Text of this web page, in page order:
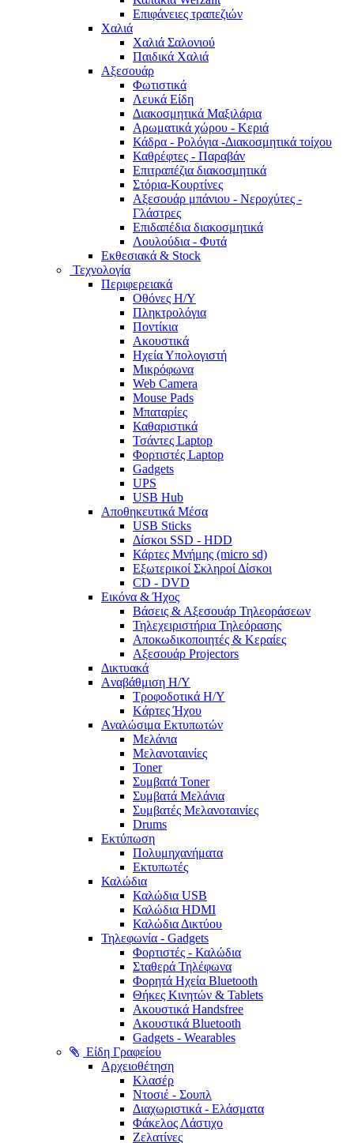
Επιφάνειες τραπεζιών
Χαλιά
Χαλιά Σαλονιού
Παιδικά Χαλιά
Αξεσουάρ
Φωτιστικά
Λευκά Είδη
Διακοσμητικά Μαξιλάρια
Αρωματικά χώρου - Κεριά
Κάδρα - Ρολόγια -Διακοσμητικά τοίχου
Καθρέφτες - Παραβάν
Επιτραπέζια διακοσμητικά
Στόρια-Κουρτίνες
Αξεσουάρ μπάνιου - Νεροχύτες -
Γλάστρες
Επιδαπέδια διακοσμητικά
Λουλούδια - Φυτά
Εκθεσιακά & Stock
Τεχνολογία
Περιφερειακά
Οθόνες Η/Υ
Πληκτρολόγια
Ποντίκια
Ακουστικά
Ηχεία Υπολογιστή
Μικρόφωνα
Web Camera
Mouse Pads
Μπαταρίες
Καθαριστικά
Τσάντες Laptop
Φορτιστές Laptop
Gadgets
UPS
USB Hub
Αποθηκευτικά Μέσα
USB Sticks
Δίσκοι SSD - HDD
Κάρτες Μνήμης (micro sd)
Εξωτερικοί Σκληροί Δίσκοι
CD - DVD
Εικόνα & Ήχος
Βάσεις & Αξεσουάρ Τηλεοράσεων
Τηλεχειριστήρια Τηλεόρασης
Αποκωδικοποιητές & Κεραίες
Αξεσουάρ Projectors
Δικτυακά
Aναβάθμιση Η/Υ
Τροφοδοτικά Η/Υ
Kάρτες Ήχου
Αναλώσιμα Εκτυπωτών
Μελάνια
Μελανοταινίες
Toner
Συμβατά Toner
Συμβατά Μελάνια
Συμβατές Μελανοταινίες
Drums
Εκτύπωση
Πολυμηχανήματα
Εκτυπωτές
Καλώδια
Καλώδια USB
Καλώδια HDMI
Καλώδια Δικτύου
Τηλεφωνία - Gadgets
Φορτιστές - Καλώδια
Σταθερά Τηλέφωνα
Φορητά Ηχεία Bluetooth
Θήκες Κινητών & Tablets
Ακουστικά Handsfree
Ακουστικά Bluetooth
Gadgets - Wearables
Είδη Γραφείου
Αρχειοθέτηση
Κλασέρ
Ντοσιέ - Σουπλ
Διαχωριστικά - Ελάσματα
Φάκελος Λάστιχο
Ζελατίνες